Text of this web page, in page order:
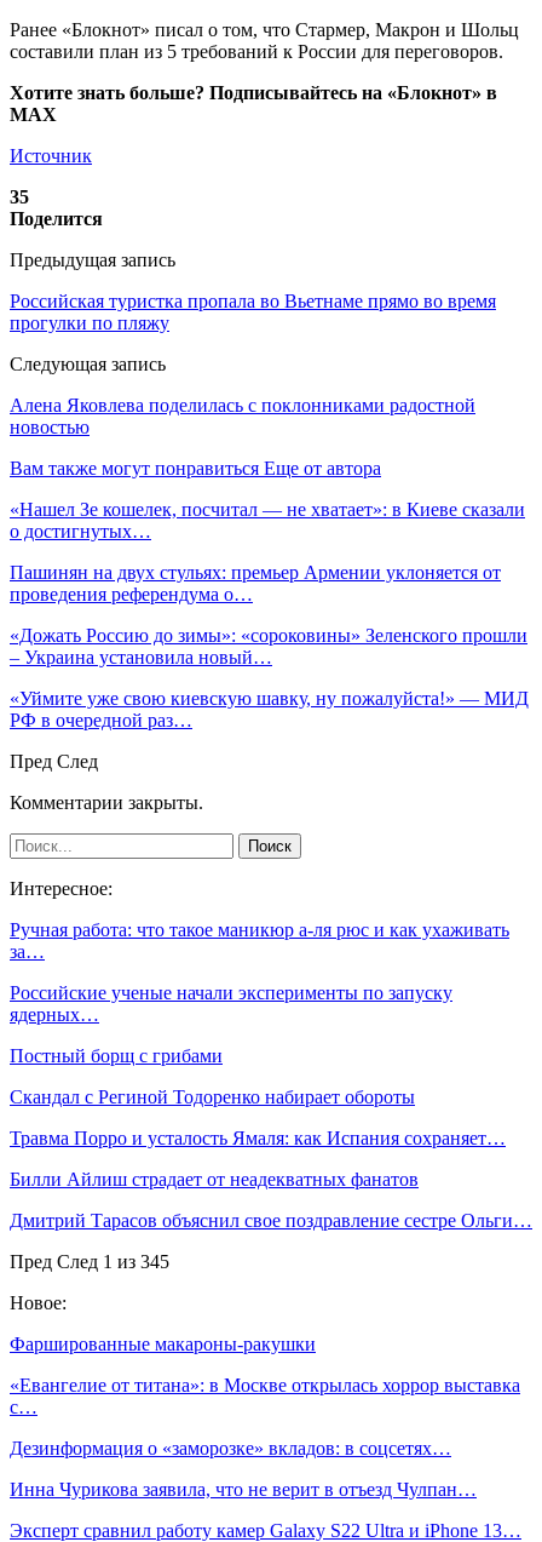
Ранее «Блокнот» писал о том, что Стармер, Макрон и Шольц
составили план из 5 требований к России для переговоров.
Хотите знать больше? Подписывайтесь на «Блокнот» в
MAX
Источник
35
Поделится
Предыдущая запись
Российская туристка пропала во Вьетнаме прямо во время
прогулки по пляжу
Следующая запись
Алена Яковлева поделилась с поклонниками радостной
новостью
Вам также могут понравиться Еще от автора
«Нашел Зе кошелек, посчитал — не хватает»: в Киеве сказали
о достигнутых…
Пашинян на двух стульях: премьер Армении уклоняется от
проведения референдума о…
«Дожать Россию до зимы»: «сороковины» Зеленского прошли
– Украина установила новый…
«Уймите уже свою киевскую шавку, ну пожалуйста!» — МИД
РФ в очередной раз…
Пред След
Комментарии закрыты.
Интересное:
Ручная работа: что такое маникюр а-ля рюс и как ухаживать
за…
Российские ученые начали эксперименты по запуску
ядерных…
Постный борщ с грибами
Скандал с Региной Тодоренко набирает обороты
Травма Порро и усталость Ямаля: как Испания сохраняет…
Билли Айлиш страдает от неадекватных фанатов
Дмитрий Тарасов объяснил свое поздравление сестре Ольги…
Пред След 1 из 345
Новое:
Фаршированные макароны-ракушки
«Евангелие от титана»: в Москве открылась хоррор выставка
с…
Дезинформация о «заморозке» вкладов: в соцсетях…
Инна Чурикова заявила, что не верит в отъезд Чулпан…
Эксперт сравнил работу камер Galaxy S22 Ultra и iPhone 13…